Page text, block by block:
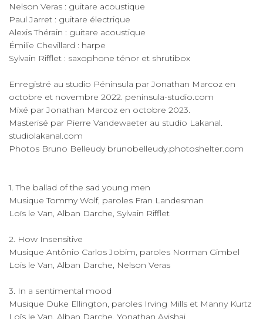
Nelson Veras : guitare acoustique
Paul Jarret : guitare électrique
Alexis Thérain : guitare acoustique
Émilie Chevillard : harpe
Sylvain Rifflet : saxophone ténor et shrutibox
Enregistré au studio Péninsula par Jonathan Marcoz en
octobre et novembre 2022. peninsula-studio.com
Mixé par Jonathan Marcoz en octobre 2023.
Masterisé par Pierre Vandewaeter au studio Lakanal.
studiolakanal.com
Photos Bruno Belleudy brunobelleudy.photoshelter.com
1. The ballad of the sad young men
Musique Tommy Wolf, paroles Fran Landesman
Loïs le Van, Alban Darche, Sylvain Rifflet
2. How Insensitive
Musique Antônio Carlos Jobim, paroles Norman Gimbel
Loïs le Van, Alban Darche, Nelson Veras
3. In a sentimental mood
Musique Duke Ellington, paroles Irving Mills et Manny Kurtz
Loïs le Van, Alban Darche, Yonathan Avishai